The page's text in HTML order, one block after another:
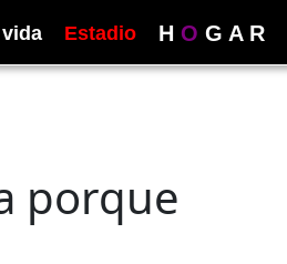
Estadio H O G A R
porque